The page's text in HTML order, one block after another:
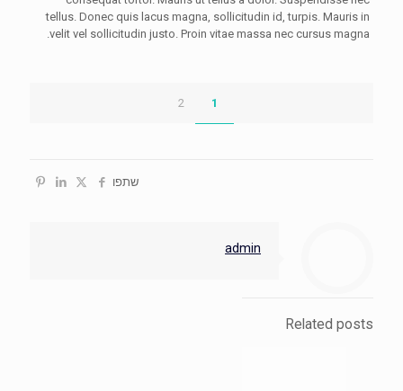
tellus. Donec quis lacus magna, sollicitudin id, turpis. Mauris in
velit vel sollicitudin justo. Proin vitae massa nec cursus magna.
1
2
שתפו
admin
Related posts